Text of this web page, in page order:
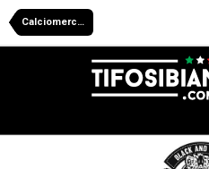
Calciomercato Juventus